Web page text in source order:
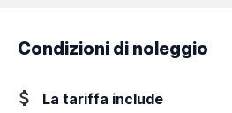
Condizioni di noleggio
La tariffa include